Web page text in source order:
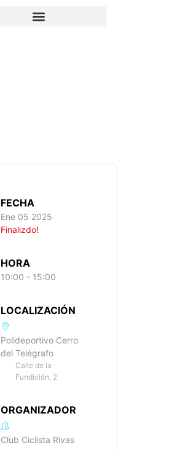
FECHA
Ene 05 2025
Finalizdo!
HORA
10:00 - 15:00
LOCALIZACIÓN
Polideportivo Cerro
del Telégrafo
Calle de la
Fundición, 2
ORGANIZADOR
Club Ciclista Rivas